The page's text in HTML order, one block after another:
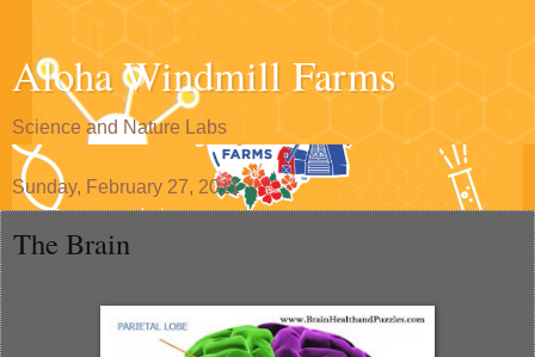
Aloha Windmill Farms
Science and Nature Labs
Sunday, February 27, 2011
The Brain